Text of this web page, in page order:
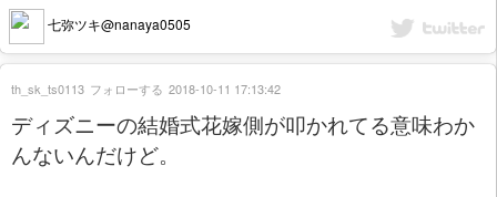
七弥ツキ@nanaya0505
ディズニーの結婚式花嫁側が叩かれてる意味わか
んないんだけど。
th_sk_ts0113 フォローする 2018-10-11 17:13:42